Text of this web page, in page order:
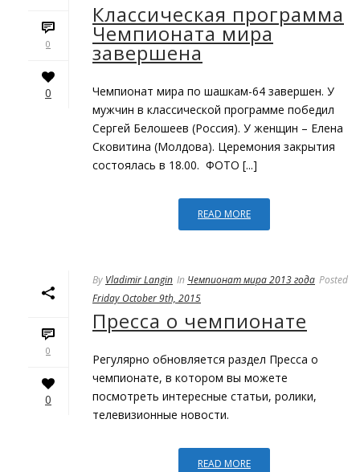
0
0
Классическая программа
Чемпионата мира
завершена
Чемпионат мира по шашкам-64 завершен. У
мужчин в классической программе победил
Сергей Белошеев (Россия). У женщин – Елена
Сковитина (Молдова). Церемония закрытия
состоялась в 18.00. ФОТО [...]
READ MORE
0
0
By Vladimir Langin In Чемпионат мира 2013 года Posted
Friday October 9th, 2015
Пресса о чемпионате
Регулярно обновляется раздел Пресса о
чемпионате, в котором вы можете
посмотреть интересные статьи, ролики,
телевизионные новости.
READ MORE